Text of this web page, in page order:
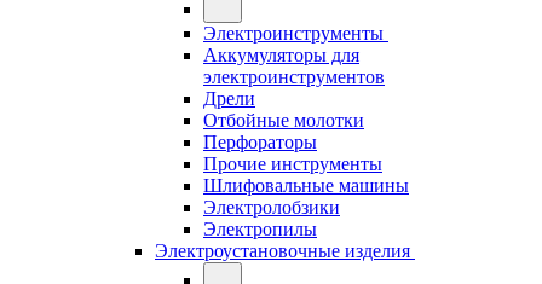
Электроинструменты
Аккумуляторы для
электроинструментов
Дрели
Отбойные молотки
Перфораторы
Прочие инструменты
Шлифовальные машины
Электролобзики
Электропилы
Электроустановочные изделия